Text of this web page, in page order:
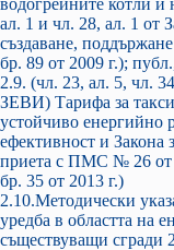
водогрейните котли и
ал. 1 и чл. 28, ал. 1 от
създаване,
бр. 89 от 2009 г.);
2.9. (чл. 23, ал. 5, чл.
ЗЕВИ) Тарифа за
устойчиво енергийно
ефективност и Закона
приета с ПМС № 26 от
бр. 35 от 2013 г.)
2.10.Методически
уредба в областта на
съществуващи сгради